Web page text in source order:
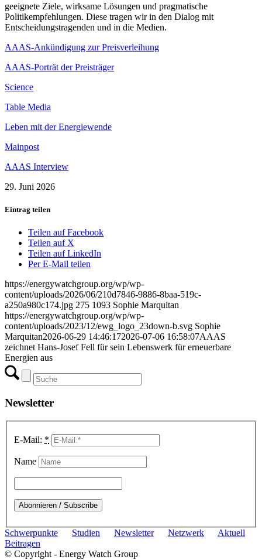
geeignete Ziele, wirksame Lösungen und pragmatische
Politikempfehlungen. Diese tragen wir in den Dialog mit
Entscheidungstragenden und in die Medien.
AAAS-Ankündigung zur Preisverleihung
AAAS-Porträt der Preisträger
Science
Table Media
Leben mit der Energiewende
Mainpost
AAAS Interview
29. Juni 2026
Eintrag teilen
Teilen auf Facebook
Teilen auf X
Teilen auf LinkedIn
Per E-Mail teilen
https://energywatchgroup.org/wp/wp-
content/uploads/2026/06/210d7846-9886-8baa-519c-
a250a980c174.jpg 275 1093 Sophie Marquitan
https://energywatchgroup.org/wp/wp-
content/uploads/2023/12/ewg_logo_23down-b.svg Sophie
Marquitan2026-06-29 14:46:172026-07-06 16:58:07AAAS
zeichnet Hans-Josef Fell für sein Lebenswerk für erneuerbare
Energien aus
Newsletter
E-Mail: *
Name
Schwerpunkte Studien Newsletter Netzwerk
Aktuell
Beitragen
© Copyright - Energy Watch Group